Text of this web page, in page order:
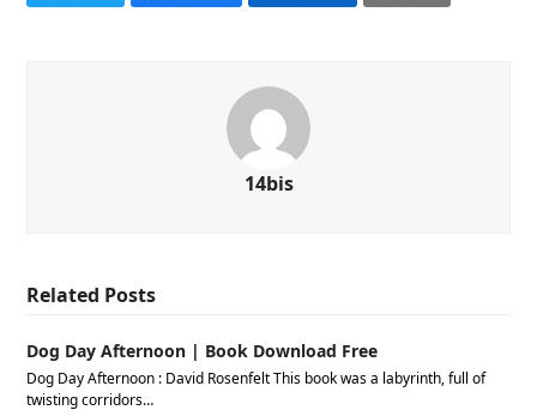
14bis
Related Posts
Dog Day Afternoon | Book Download Free
Dog Day Afternoon : David Rosenfelt This book was a labyrinth, full of
twisting corridors…